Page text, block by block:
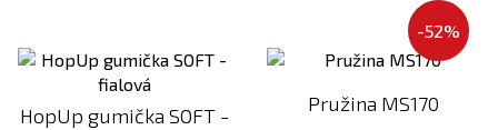
HopUp gumička SOFT -
-52%
Pružina MS170